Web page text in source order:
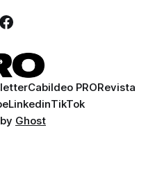
Cabildeo PRORevista
LinkedinTikTok
Ghost